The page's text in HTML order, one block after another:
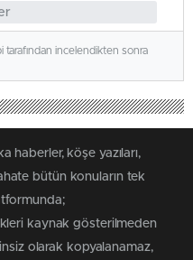
tarafından incelendikten sonra
haberler, köşe yazıları,
bütün konuların tek
kaynak gösterilmeden
olarak kopyalanamaz,